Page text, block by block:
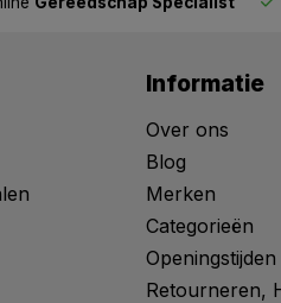
Informatie
Over ons
Blog
Merken
Categorieën
Openingstijden
Retourneren,